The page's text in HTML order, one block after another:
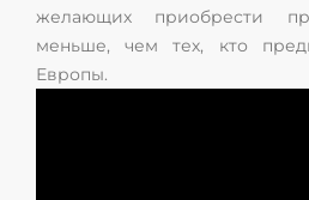
желающих приобрести
меньше, чем тех, кто
Европы.